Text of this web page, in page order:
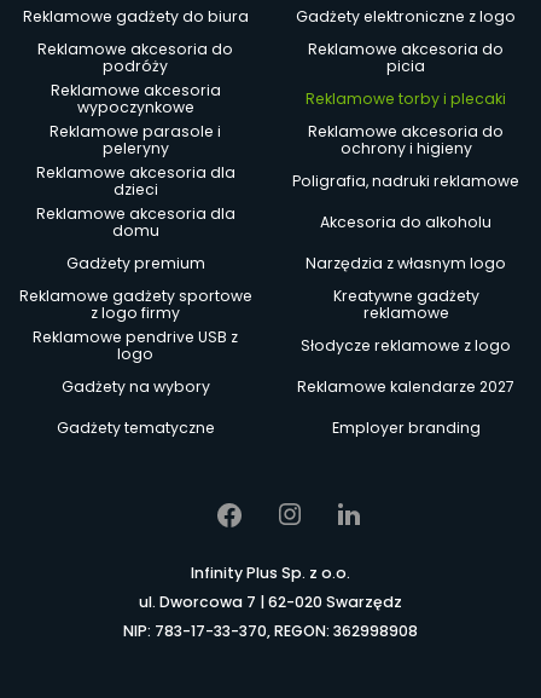
Reklamowe gadżety do biura
Gadżety elektroniczne z logo
Reklamowe akcesoria do
podróży
Reklamowe akcesoria do
picia
Reklamowe akcesoria
wypoczynkowe
Reklamowe torby i plecaki
Reklamowe parasole i
peleryny
Reklamowe akcesoria do
ochrony i higieny
Reklamowe akcesoria dla
dzieci
Poligrafia, nadruki reklamowe
Reklamowe akcesoria dla
domu
Akcesoria do alkoholu
Gadżety premium
Narzędzia z własnym logo
Reklamowe gadżety sportowe
z logo firmy
Kreatywne gadżety
reklamowe
Reklamowe pendrive USB z
logo
Słodycze reklamowe z logo
Gadżety na wybory
Reklamowe kalendarze 2027
Gadżety tematyczne
Employer branding
Infinity Plus Sp. z o.o.
ul. Dworcowa 7 | 62-020 Swarzędz
NIP: 783-17-33-370, REGON: 362998908